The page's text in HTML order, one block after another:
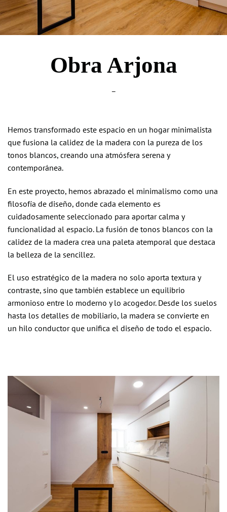
Obra Arjona
–
Hemos transformado este espacio en un hogar minimalista
que fusiona la calidez de la madera con la pureza de los
tonos blancos, creando una atmósfera serena y
contemporánea.
En este proyecto, hemos abrazado el minimalismo como una
filosofía de diseño, donde cada elemento es
cuidadosamente seleccionado para aportar calma y
funcionalidad al espacio. La fusión de tonos blancos con la
calidez de la madera crea una paleta atemporal que destaca
la belleza de la sencillez.
El uso estratégico de la madera no solo aporta textura y
contraste, sino que también establece un equilibrio
armonioso entre lo moderno y lo acogedor. Desde los suelos
hasta los detalles de mobiliario, la madera se convierte en
un hilo conductor que unifica el diseño de todo el espacio.